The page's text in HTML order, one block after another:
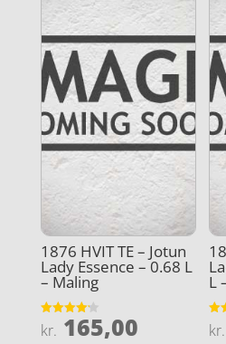
1876 HVIT TE – Jotun
Lady Essence – 0.68 L
– Maling
Vurderet
4.2
kr. 165,00
L
4
kr.